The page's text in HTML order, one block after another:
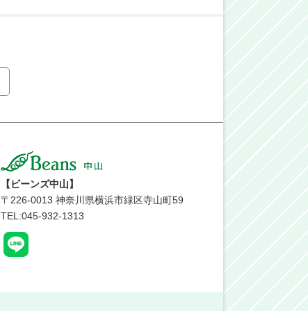
【ビーンズ中山】
〒 226-0013 神奈川県横浜市緑区寺山町59
TEL:045-932-1313